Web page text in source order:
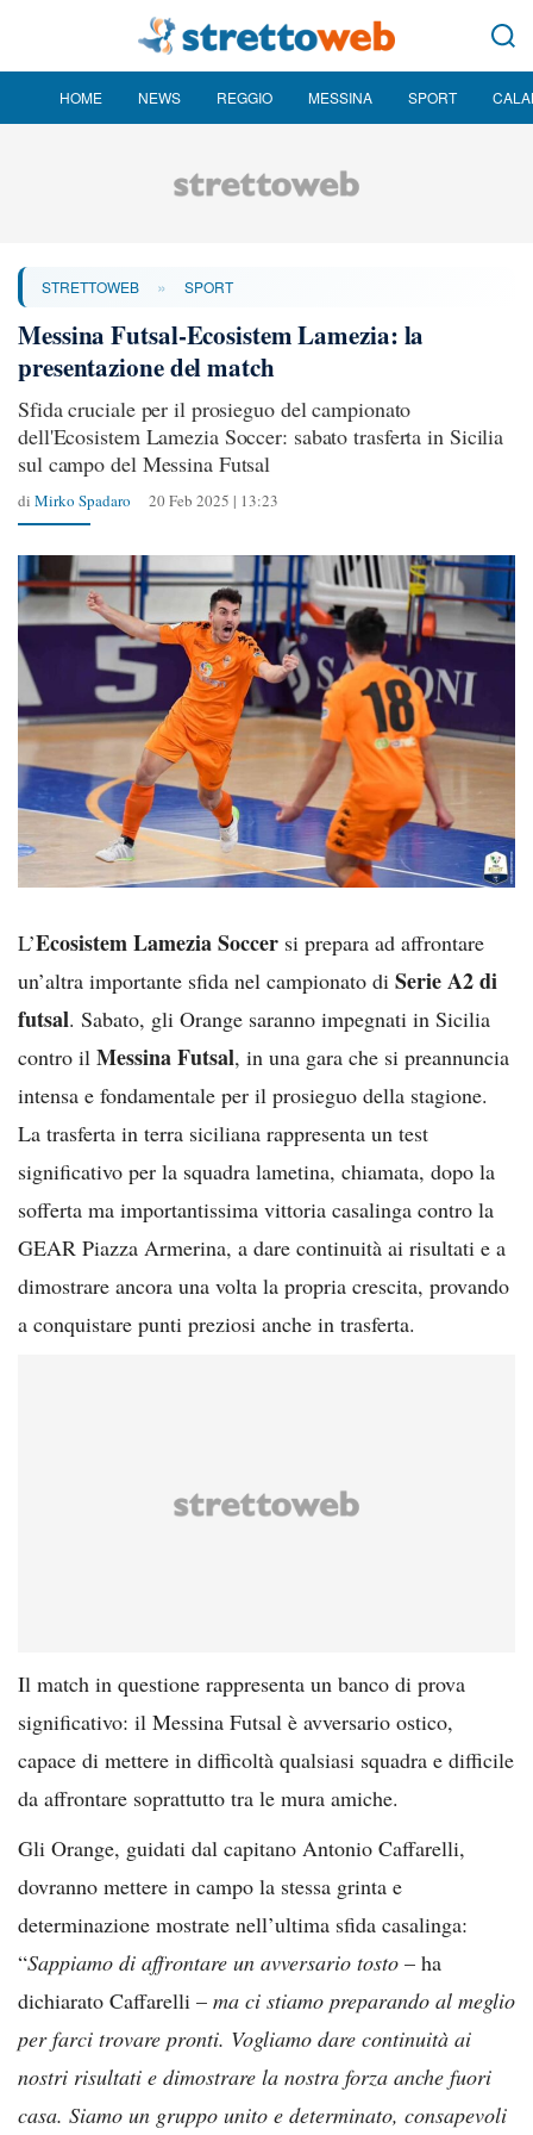
HOME NEWS REGGIO MESSINA SPORT
STRETTOWEB » SPORT
Messina Futsal-Ecosistem Lamezia: la
presentazione del match
Sfida cruciale per il prosieguo del campionato
dell'Ecosistem Lamezia Soccer: sabato trasferta in Sicilia
sul campo del Messina Futsal
di Mirko Spadaro 20 Feb 2025 | 13:23
L’Ecosistem Lamezia Soccer si prepara ad affrontare
un’altra importante sfida nel campionato di Serie A2 di
futsal. Sabato, gli Orange saranno impegnati in Sicilia
contro il Messina Futsal, in una gara che si preannuncia
intensa e fondamentale per il prosieguo della stagione.
La trasferta in terra siciliana rappresenta un test
significativo per la squadra lametina, chiamata, dopo la
sofferta ma importantissima vittoria casalinga contro la
GEAR Piazza Armerina, a dare continuità ai risultati e a
dimostrare ancora una volta la propria crescita, provando
a conquistare punti preziosi anche in trasferta.
Il match in questione rappresenta un banco di prova
significativo: il Messina Futsal è avversario ostico,
capace di mettere in difficoltà qualsiasi squadra e difficile
da affrontare soprattutto tra le mura amiche.
Gli Orange, guidati dal capitano Antonio Caffarelli,
dovranno mettere in campo la stessa grinta e
determinazione mostrate nell’ultima sfida casalinga:
“Sappiamo di affrontare un avversario tosto – ha
dichiarato Caffarelli – ma ci stiamo preparando al meglio
per farci trovare pronti. Vogliamo dare continuità ai
nostri risultati e dimostrare la nostra forza anche fuori
casa. Siamo un gruppo unito e determinato, consapevoli